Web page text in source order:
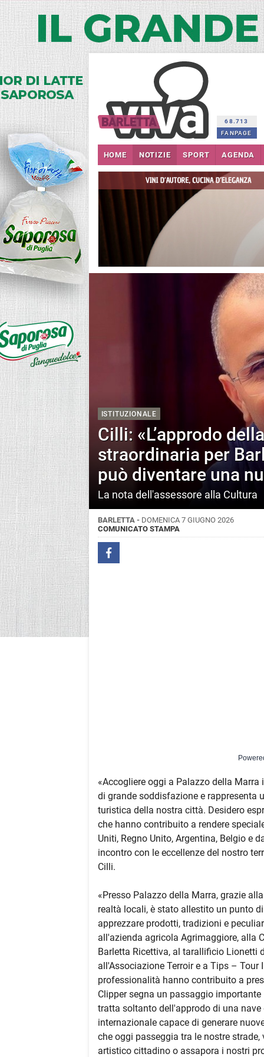
68.713
FANPAGE
HOME NOTIZIE SPORT AGENDA
ISTITUZIONALE
Cilli: «L’approdo
straordinaria per
può diventare una
La nota dell'assessore alla Cultura
BARLETTA - DOMENICA 7 GIUGNO 2026
COMUNICATO STAMPA
«Accogliere oggi a Palazzo della
di grande soddisfazione e
turistica della nostra città. Desidero
che hanno contribuito a rendere
Uniti, Regno Unito, Argentina, Belgio e
incontro con le eccellenze del nostro
Cilli.
«Presso Palazzo della Marra, grazie
realtà locali, è stato allestito un punto
apprezzare prodotti, tradizioni e
all'azienda agricola Agrimaggiore, alla
Barletta Ricettiva, al tarallificio Lionetti
all'Associazione Terroir e a Tips –
professionalità hanno contribuito a
Clipper segna un passaggio
tratta soltanto dell'approdo di una
internazionale capace di generare
che oggi passeggia tra le nostre
artistico cittadino o assapora i nostri